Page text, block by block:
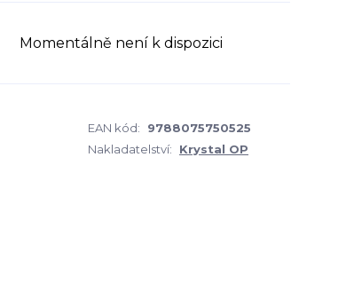
Momentálně není k dispozici
EAN kód:
9788075750525
Nakladatelství: Krystal OP